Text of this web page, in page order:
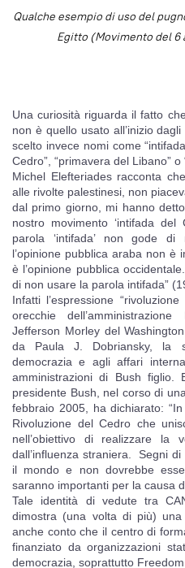
Qualche esempio di uso del
Egitto (Movimento del 6
Una curiosità riguarda il fatto
non è quello usato all’inizio
scelto invece nomi come
Cedro”, “primavera del Libano” o
Michel Elefteriades racconta
alle rivolte palestinesi, non
dal primo giorno, mi hanno
nostro movimento ‘intifada del
parola ‘intifada’ non gode di
l’opinione pubblica araba non è
è l’opinione pubblica
di non usare la parola intifada”
Infatti l’espressione
orecchie
Jefferson Morley del
da Paula J. Dobriansky, la
democrazia e agli affari
amministrazioni di Bush figlio.
presidente Bush, nel corso di
febbraio 2005, ha dichiarato:
Rivoluzione del Cedro che
nell’obiettivo di realizzare la
dall’influenza straniera. Segni
il mondo e non dovrebbe
saranno importanti per la causa
Tale identità di vedute tra
dimostra (una volta di più) una
anche conto che il centro di
finanziato da organizzazioni
democrazia, soprattutto